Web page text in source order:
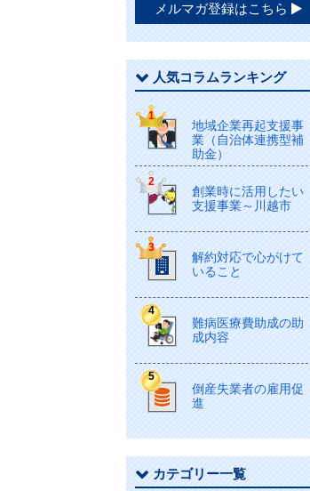
メルマガ登録はこちら
人気コラムランキング
地域企業再起支援事
業（自治体連携型補
助金）
創業時に活用したい
支援事業～川越市
解約対応で心がけて
いること
難病医療費助成の助
成内容
倒産失業者の雇用促
進
カテゴリー一覧